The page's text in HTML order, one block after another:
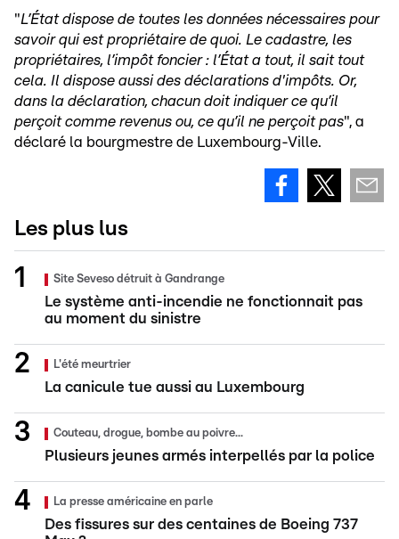
"L’État dispose de toutes les données nécessaires pour
savoir qui est propriétaire de quoi. Le cadastre, les
propriétaires, l’impôt foncier : l’État a tout, il sait tout
cela. Il dispose aussi des déclarations d'impôts. Or,
dans la déclaration, chacun doit indiquer ce qu’il
perçoit comme revenus ou, ce qu’il ne perçoit pas", a
déclaré la bourgmestre de Luxembourg-Ville.
Les plus lus
Site Seveso détruit à Gandrange
Le système anti-incendie ne fonctionnait pas
au moment du sinistre
L'été meurtrier
La canicule tue aussi au Luxembourg
Couteau, drogue, bombe au poivre...
Plusieurs jeunes armés interpellés par la police
La presse américaine en parle
Des fissures sur des centaines de Boeing 737